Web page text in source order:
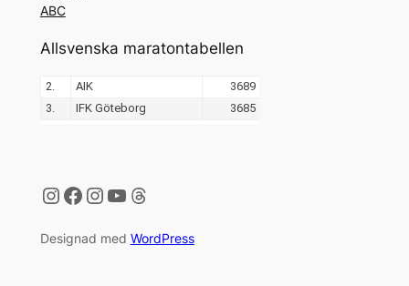
ABC
Allsvenska maratontabellen
Instagram
Facebook
Instagram
YouTube
Threads
Designad med WordPress